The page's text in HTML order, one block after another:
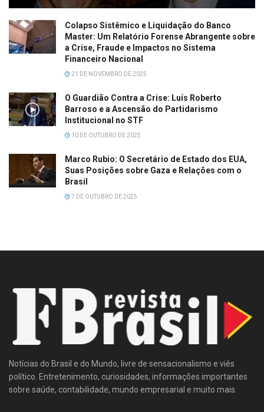
Colapso Sistêmico e Liquidação do Banco
Master: Um Relatório Forense Abrangente sobre
a Crise, Fraude e Impactos no Sistema
Financeiro Nacional
21 DE NOVEMBRO DE 2025
O Guardião Contra a Crise: Luís Roberto
Barroso e a Ascensão do Partidarismo
Institucional no STF
10 DE OUTUBRO DE 2025
Marco Rubio: O Secretário de Estado dos EUA,
Suas Posições sobre Gaza e Relações com o
Brasil
7 DE OUTUBRO DE 2025
Notícias do Brasil e do Mundo, livre de sensacionalismo e viés
político. Entretenimento, curiosidades, informações importantes
sobre saúde, contabilidade, mundo empresarial e muito mais.